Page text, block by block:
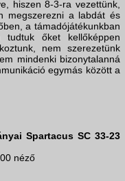
hiszen 8-3-ra vezettünk,
megszerezni a labdát és
a támadójátékunkban
őket kellőképpen
nem szerezetünk
mindenki bizonytalanná
egymás között a
Spartacus SC 33-23
néző